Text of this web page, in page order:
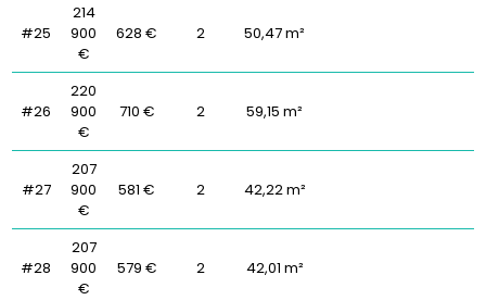
#25
214
900
€
628 € 2 50,47 m²
#26
220
900
€
710 € 2 59,15 m²
#27
207
900
€
581 € 2 42,22 m²
#28
207
900
€
579 € 2 42,01 m²